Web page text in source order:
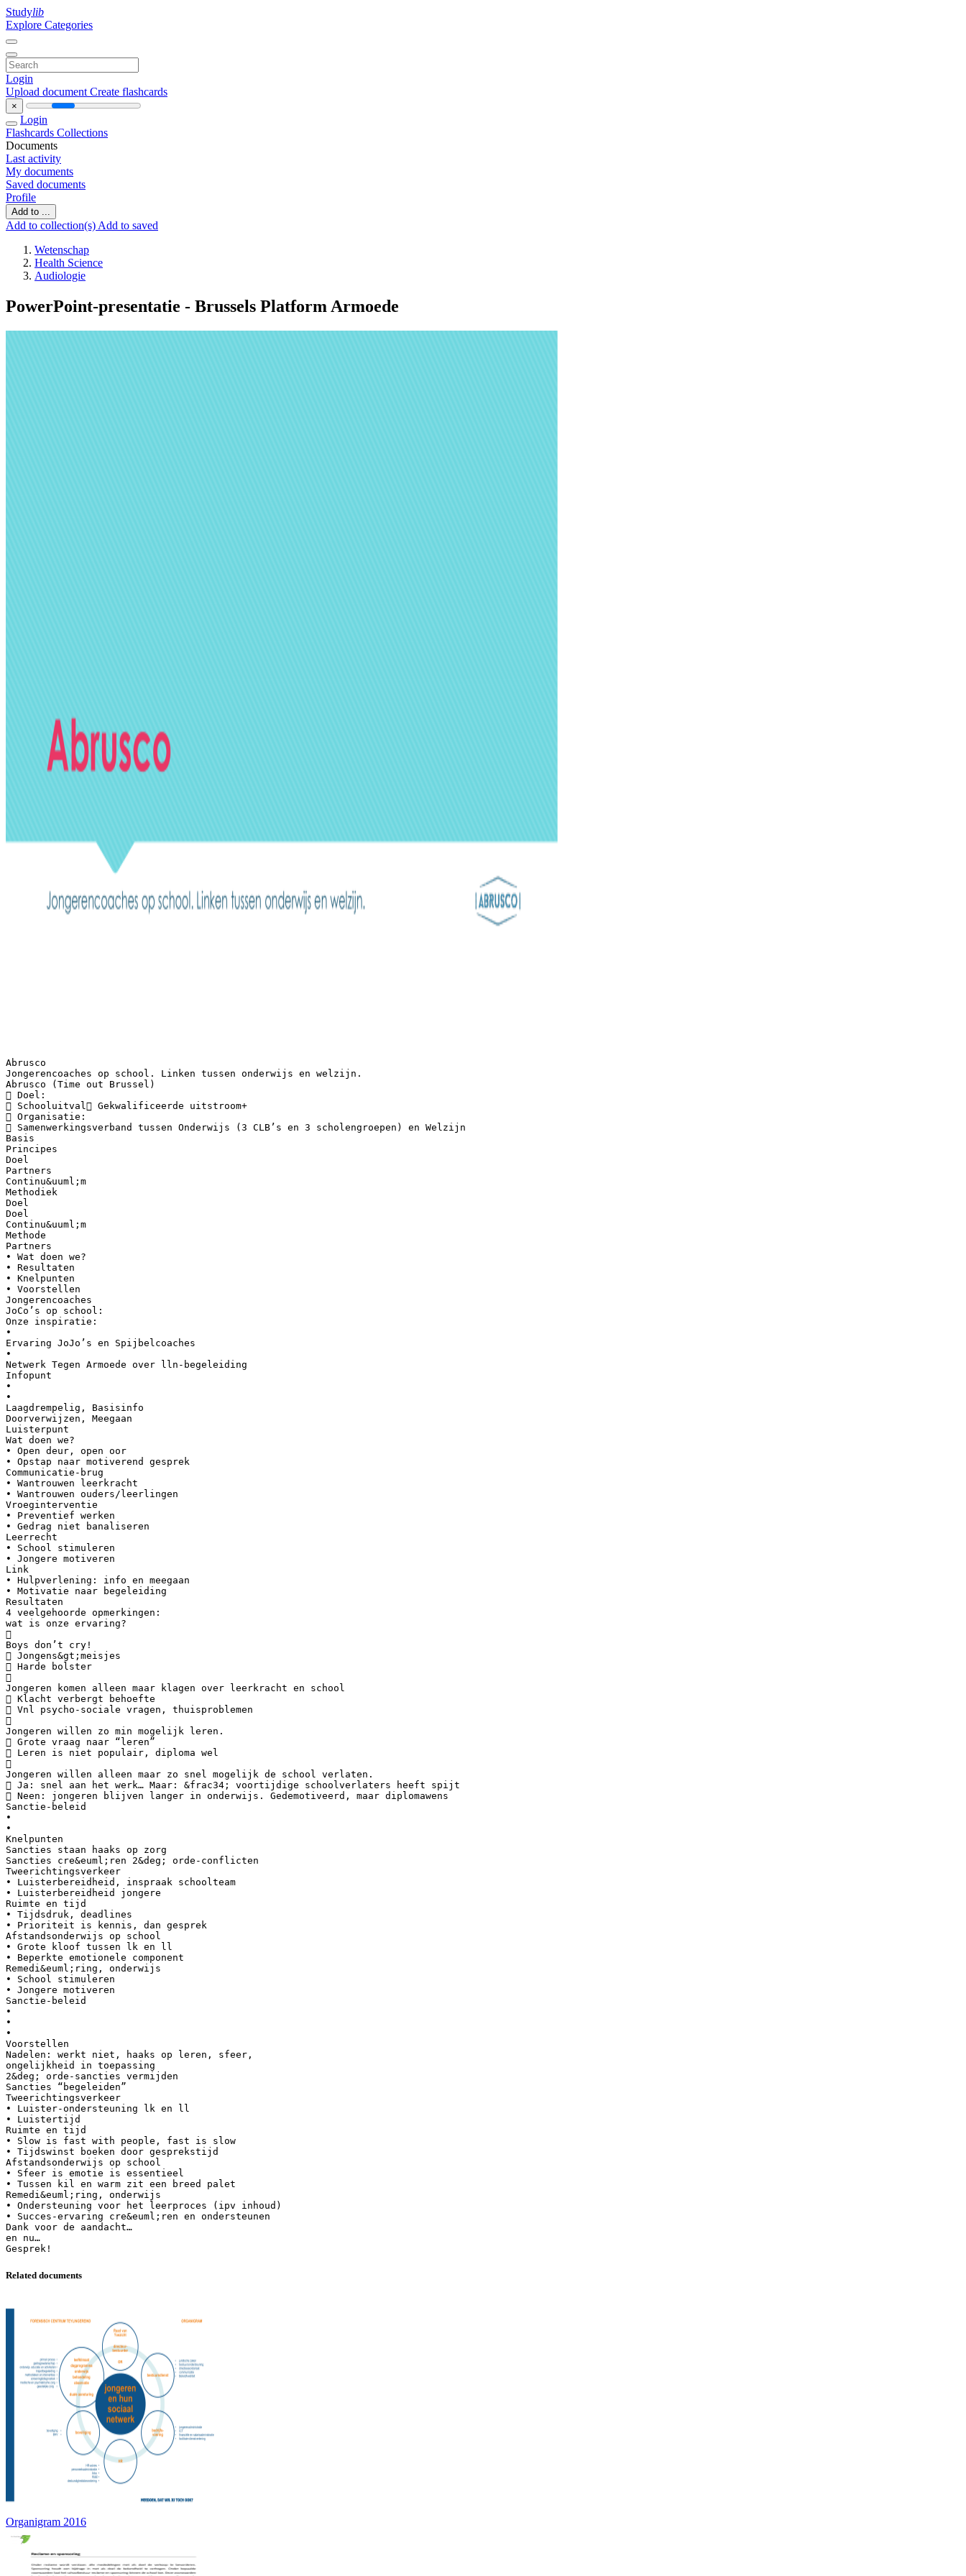
Studylib
Explore Categories
Login
Upload document Create flashcards
×
Login
Flashcards Collections
Documents
Last activity
My documents
Saved documents
Profile
Add to ...
Add to collection(s) Add to saved
Wetenschap
Health Science
Audiologie
PowerPoint-presentatie - Brussels Platform Armoede
Abrusco
Jongerencoaches op school. Linken tussen onderwijs en welzijn.
Abrusco (Time out Brussel)
 Doel:
 Schooluitval Gekwalificeerde uitstroom+
 Organisatie:
 Samenwerkingsverband tussen Onderwijs (3 CLB’s en 3 scholengroepen) en Welzijn
Basis
Principes
Doel
Partners
Continu&uuml;m
Methodiek
Doel
Doel
Continu&uuml;m
Methode
Partners
• Wat doen we?
• Resultaten
• Knelpunten
• Voorstellen
Jongerencoaches
JoCo’s op school:
Onze inspiratie:
•
Ervaring JoJo’s en Spijbelcoaches
•
Netwerk Tegen Armoede over lln-begeleiding
Infopunt
•
•
Laagdrempelig, Basisinfo
Doorverwijzen, Meegaan
Luisterpunt
Wat doen we?
• Open deur, open oor
• Opstap naar motiverend gesprek
Communicatie-brug
• Wantrouwen leerkracht
• Wantrouwen ouders/leerlingen
Vroeginterventie
• Preventief werken
• Gedrag niet banaliseren
Leerrecht
• School stimuleren
• Jongere motiveren
Link
• Hulpverlening: info en meegaan
• Motivatie naar begeleiding
Resultaten
4 veelgehoorde opmerkingen:
wat is onze ervaring?

Boys don’t cry!
 Jongens&gt;meisjes
 Harde bolster

Jongeren komen alleen maar klagen over leerkracht en school
 Klacht verbergt behoefte
 Vnl psycho-sociale vragen, thuisproblemen

Jongeren willen zo min mogelijk leren.
 Grote vraag naar “leren”
 Leren is niet populair, diploma wel

Jongeren willen alleen maar zo snel mogelijk de school verlaten.
 Ja: snel aan het werk… Maar: &frac34; voortijdige schoolverlaters heeft spijt
 Neen: jongeren blijven langer in onderwijs. Gedemotiveerd, maar diplomawens
Sanctie-beleid
•
•
Knelpunten
Sancties staan haaks op zorg
Sancties cre&euml;ren 2&deg; orde-conflicten
Tweerichtingsverkeer
• Luisterbereidheid, inspraak schoolteam
• Luisterbereidheid jongere
Ruimte en tijd
• Tijdsdruk, deadlines
• Prioriteit is kennis, dan gesprek
Afstandsonderwijs op school
• Grote kloof tussen lk en ll
• Beperkte emotionele component
Remedi&euml;ring, onderwijs
• School stimuleren
• Jongere motiveren
Sanctie-beleid
•
•
•
Voorstellen
Nadelen: werkt niet, haaks op leren, sfeer,
ongelijkheid in toepassing
2&deg; orde-sancties vermijden
Sancties “begeleiden”
Tweerichtingsverkeer
• Luister-ondersteuning lk en ll
• Luistertijd
Ruimte en tijd
• Slow is fast with people, fast is slow
• Tijdswinst boeken door gesprekstijd
Afstandsonderwijs op school
• Sfeer is emotie is essentieel
• Tussen kil en warm zit een breed palet
Remedi&euml;ring, onderwijs
• Ondersteuning voor het leerproces (ipv inhoud)
• Succes-ervaring cre&euml;ren en ondersteunen
Dank voor de aandacht…
en nu…
Related documents
Organigram 2016